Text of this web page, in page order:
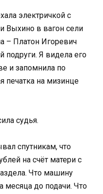
электричкой с
Выхино в вагон сели
– Платон Игоревич
Я видела его
и запомнила по
печатка на мизинце
судья.
спутникам, что
на счёт матери с
Что машину
месяца до подачи. Что